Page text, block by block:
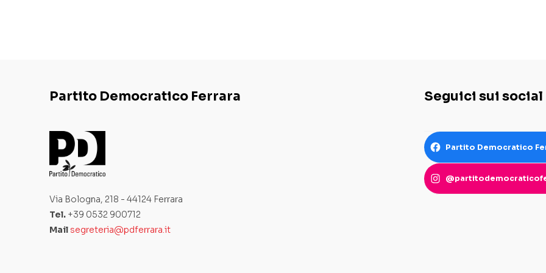
Partito Democratico Ferrara
Via Bologna, 218 - 44124 Ferrara
Tel.+39 0532 900712
Mail segreteria@pdferrara.it
Seguici sui social
Partito Democratico